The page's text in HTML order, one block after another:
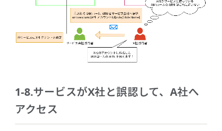
1-8.サービスがX社と誤認して、A社へ
アクセス